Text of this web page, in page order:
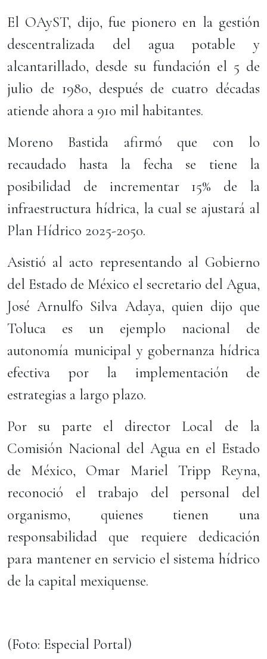
El OAyST, dijo, fue pionero en la gestión
descentralizada del agua potable y
alcantarillado, desde su fundación el 5 de
julio de 1980, después de cuatro décadas
atiende ahora a 910 mil habitantes.
Moreno Bastida afirmó que con lo
recaudado hasta la fecha se tiene la
posibilidad de incrementar 15% de la
infraestructura hídrica, la cual se ajustará al
Plan Hídrico 2025-2050.
Asistió al acto representando al Gobierno
del Estado de México el secretario del Agua,
José Arnulfo Silva Adaya, quien dijo que
Toluca es un ejemplo nacional de
autonomía municipal y gobernanza hídrica
efectiva por la implementación de
estrategias a largo plazo.
Por su parte el director Local de la
Comisión Nacional del Agua en el Estado
de México, Omar Mariel Tripp Reyna,
reconoció el trabajo del personal del
organismo, quienes tienen una
responsabilidad que requiere dedicación
para mantener en servicio el sistema hídrico
de la capital mexiquense.
(Foto: Especial Portal)